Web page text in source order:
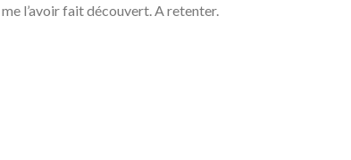
l’avoir fait découvert. A retenter.